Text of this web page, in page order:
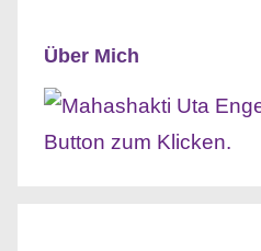
Über Mich